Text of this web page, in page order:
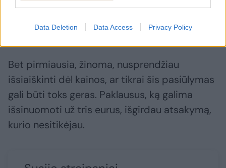
Data Deletion Data Access Privacy Policy
laisvų kambarių kitoms dienoms?
Bet pirmiausia, žinoma, nusprendžiau
išsiaiškinti dėl kainos, ar tikrai šis pasiūlymas
gali būti toks geras. Paklausus, ką galima
išsinuomoti už tris eurus, išgirdau atsakymą,
kurio nesitikėjau.